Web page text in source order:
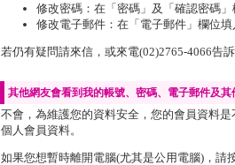
修改密碼：在「密碼」及「確認密碼」
修改電子郵件：在「電子郵件」欄位填
若仍有疑問請來信，或來電(02)2765-4066告
其他網友會看到我的帳號、密碼、電子郵件及其
不會，為維護您的資料安全，您的會員資料
個人會員資料。
如果您想暫時離開電腦(尤其是公用電腦)，請